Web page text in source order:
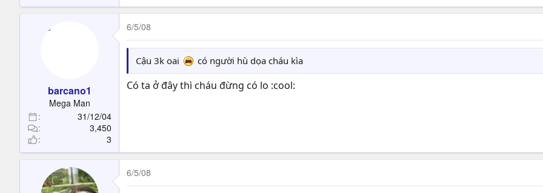
barcano1
Mega Man
31/12/04
3,450
3
6/5/08
Cậu 3k oai có người hù dọa cháu kìa
Có ta ở đây thì cháu đừng có lo :cool:
6/5/08